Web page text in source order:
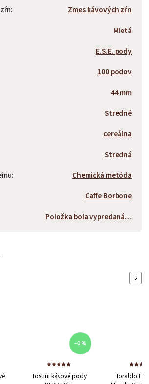
:
Zmes kávových zŕn
Mletá
E.S.E. pody
100 podov
44 mm
Stredné
cereálna
Stredná
:
Chemická metóda
Caffe Borbone
Položka bola vypredaná…
kávové pody
Toraldo E.S.E pody
Next